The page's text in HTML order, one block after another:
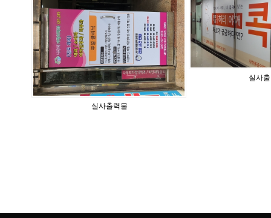
실사출력물
실사